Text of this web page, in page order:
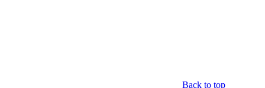
Back to top